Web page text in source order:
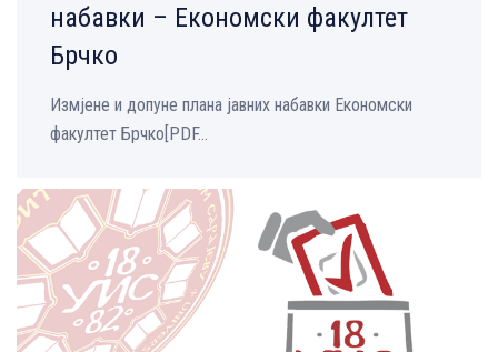
набавки – Економски факултет
Брчко
Измјене и допуне плана јавних набавки Економски
факултет Брчко[PDF...